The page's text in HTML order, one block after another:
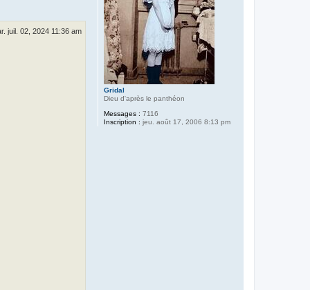
Gridal
Dieu d'après le panthéon
Messages : 7116
Inscription : jeu. août 17, 2006 8:13 pm
juil. 02, 2024 11:36 am